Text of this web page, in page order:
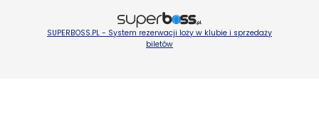
SUPERBOSS.PL - System rezerwacji loży w klubie i sprzedaży
biletów